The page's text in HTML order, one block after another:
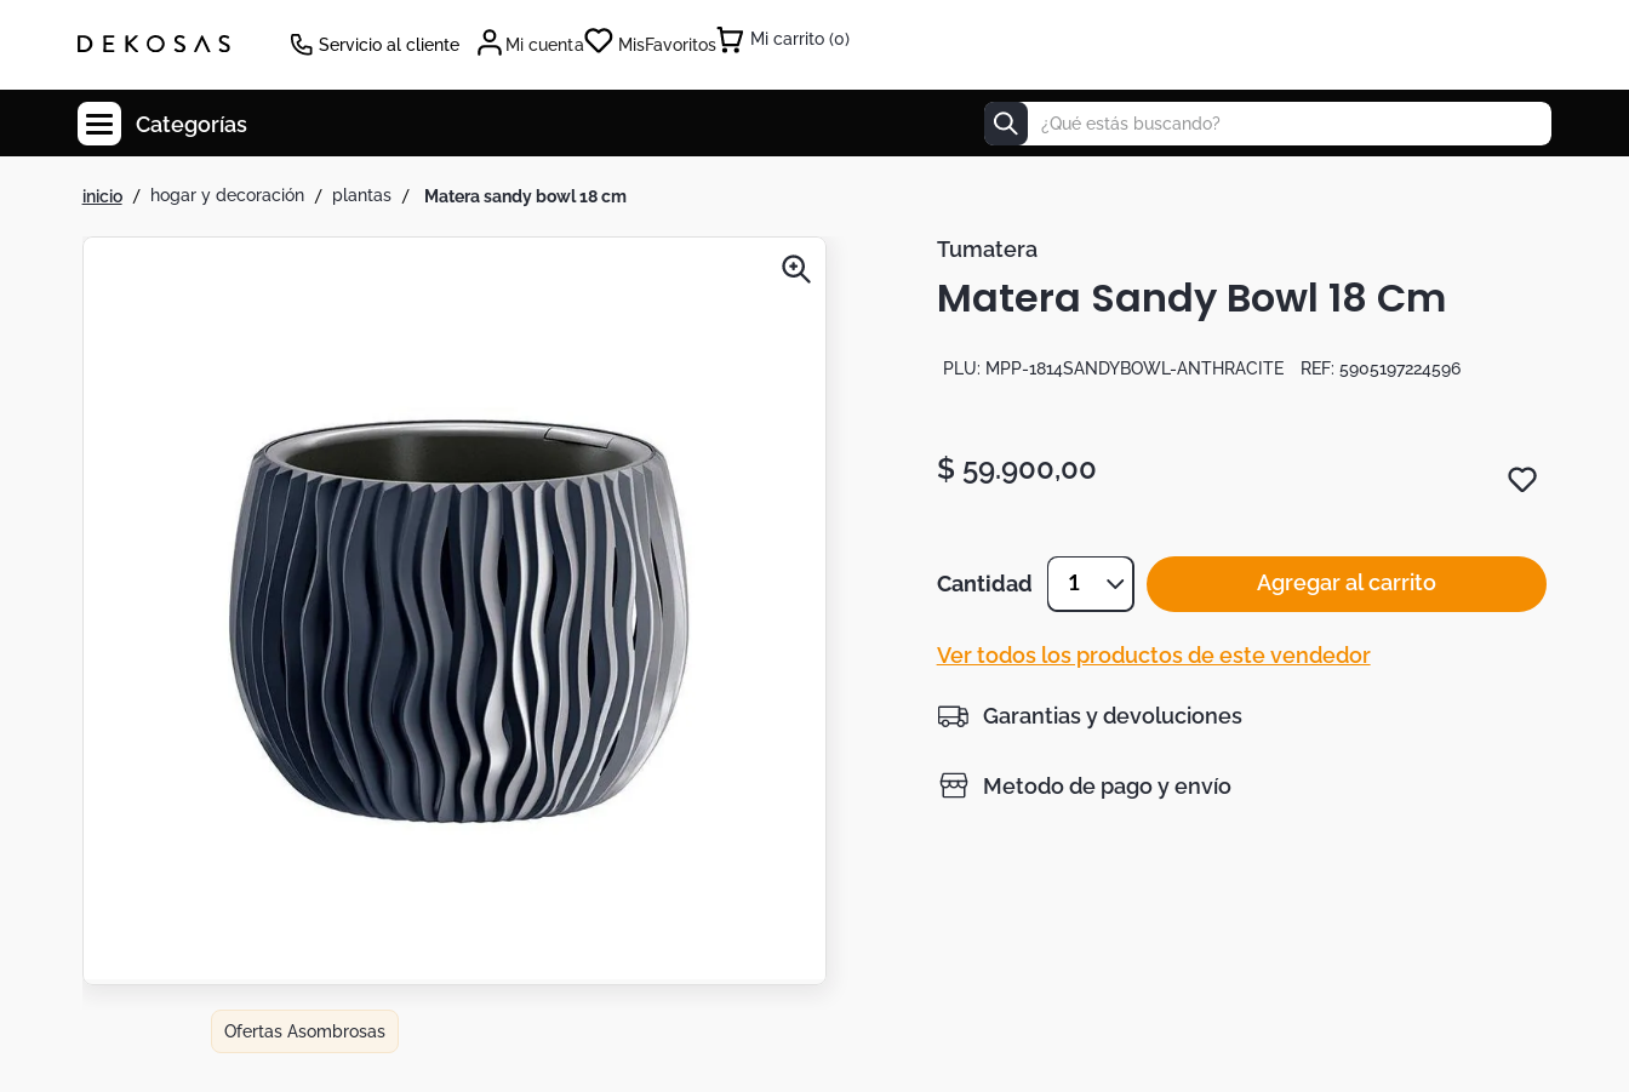
Servicio al cliente Mi cuenta MisFavoritos 0
Categorías ¿Qué estás buscando?
hogar y decoración plantas matera sandy bowl 18 cm
Ofertas Asombrosas
Tumatera
Matera Sandy Bowl 18 Cm
PLU: MPP-1814SANDYBOWL-ANTHRACITE REF: 5905197224596
$ 59.900,00
Cantidad 1 Agregar al carrito
Ver todos los productos de este vendedor
Garantias y devoluciones
Metodo de pago y envío
Cuadros
Cuadro
Duvet
Botas
Dko